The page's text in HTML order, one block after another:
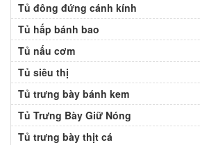
Tủ đông đứng cánh kính
Tủ hấp bánh bao
Tủ nấu cơm
Tủ siêu thị
Tủ trưng bày bánh kem
Tủ Trưng Bày Giữ Nóng
Tủ trưng bày thịt cá